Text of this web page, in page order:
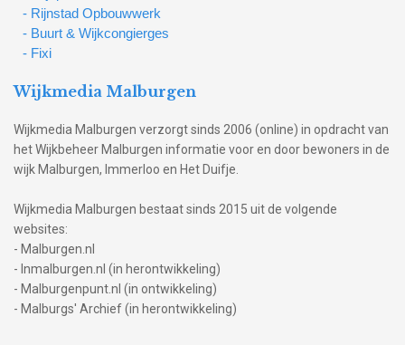
- Rijnstad Opbouwwerk
- Buurt & Wijkcongierges
- Fixi
Wijkmedia Malburgen
Wijkmedia Malburgen verzorgt sinds 2006 (online) in opdracht van
het Wijkbeheer Malburgen informatie voor en door bewoners in de
wijk Malburgen, Immerloo en Het Duifje.
Wijkmedia Malburgen bestaat sinds 2015 uit de volgende
websites:
- Malburgen.nl
- Inmalburgen.nl (in herontwikkeling)
- Malburgenpunt.nl (in ontwikkeling)
- Malburgs' Archief (in herontwikkeling)